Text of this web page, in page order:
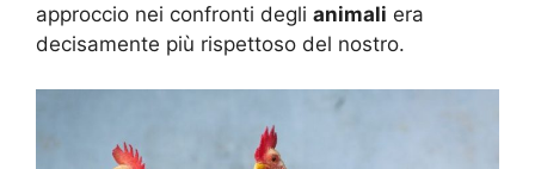
approccio nei confronti degli animali era
decisamente più rispettoso del nostro.